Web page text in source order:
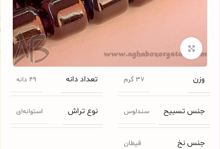
برای بزرگنمایی کلیک کنید
وزن 37 گرم تعداد دانه 49 دانه
جنس تسبیح سندلوس نوع تراش استوانه‌ای
جنس نخ قیطان